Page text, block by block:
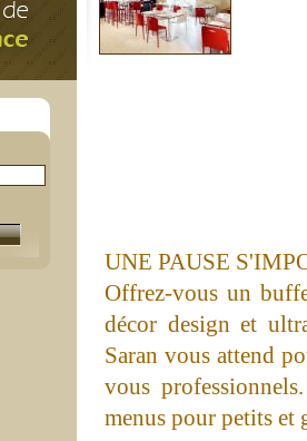
UNE PAUSE
Offrez-vous un
décor design et
Saran vous attend
vous
menus pour petits et